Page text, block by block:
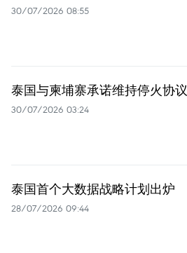
30/07/2026 08:55
泰国与柬埔寨承诺维持停火协议
30/07/2026 03:24
泰国首个大数据战略计划出炉
28/07/2026 09:44